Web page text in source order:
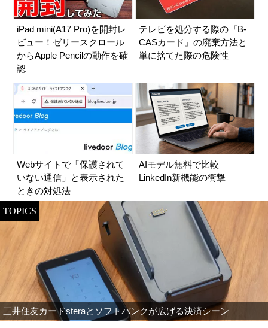
iPad mini(A17 Pro)を開封レ
ビュー！ゼリースクロール
からApple Pencilの動作を確
認
テレビを処分する際の『B-
CASカード』の廃棄方法と
単に捨てた際の危険性
Webサイトで「保護されて
いない通信」と表示された
ときの対処法
AIモデル無料で比較
LinkedIn新機能の衝撃
TOPICS
三井住友カードsteraとソフトバンクが広げる決済シーン